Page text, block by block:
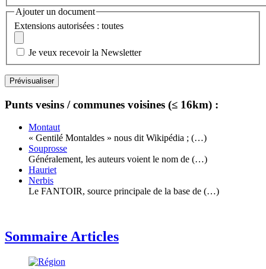
Ajouter un document
Extensions autorisées : toutes
Je veux recevoir la Newsletter
Punts vesins / communes voisines (≤ 16km) :
Montaut
« Gentilé Montaldes » nous dit Wikipédia ; (…)
Souprosse
Généralement, les auteurs voient le nom de (…)
Hauriet
Nerbis
Le FANTOIR, source principale de la base de (…)
Sommaire Articles